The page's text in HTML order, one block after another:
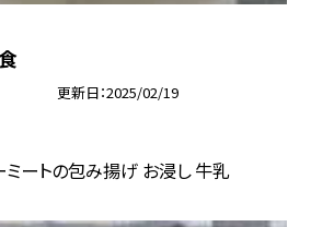
更新日 2025/02/19
ミートの包み揚げ お浸し 牛乳